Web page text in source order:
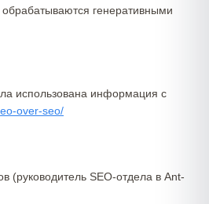
генеративными
использована информация с
over-seo/
(руководитель SEO-отдела в Ant-